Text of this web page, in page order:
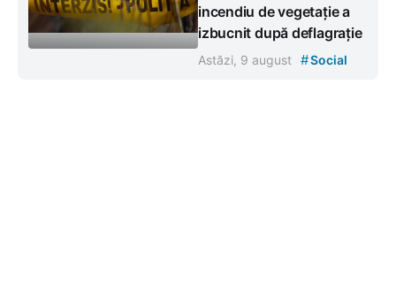
incendiu de vegetație a
izbucnit după deflagrație
Astăzi, 9 august #Social